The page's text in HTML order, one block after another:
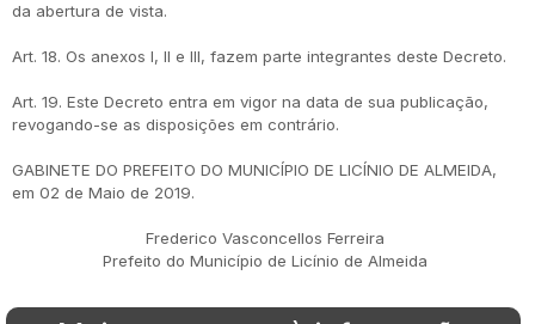
da abertura de vista.
Art. 18. Os anexos I, II e III, fazem parte integrantes deste Decreto.
Art. 19. Este Decreto entra em vigor na data de sua publicação,
revogando-se as disposições em contrário.
GABINETE DO PREFEITO DO MUNICÍPIO DE LICÍNIO DE ALMEIDA,
em 02 de Maio de 2019.
Frederico Vasconcellos Ferreira
Prefeito do Município de Licínio de Almeida